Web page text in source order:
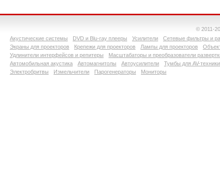
© 2011-
Акустические системы
DVD и Blu-ray плееры Усилители
Сетевые фильтры и
Экраны для проекторов
Крепежи для проекторов Лампы для проекторов
Удлинители интерфейсов и репитеры
Масштабаторы и преобразователи
Автомобильная акустика
Автомагнитолы Автоусилители
Тумбы для AV-техники
Электробритвы
Измельчители Парогенераторы Мониторы